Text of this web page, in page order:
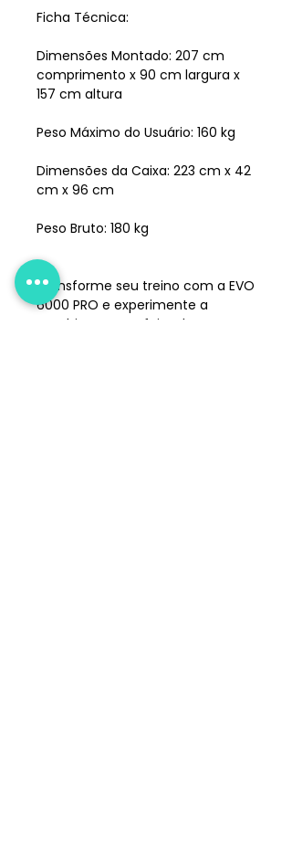
Ficha Técnica:
Dimensões Montado: 207 cm
comprimento x 90 cm largura x
157 cm altura
Peso Máximo do Usuário: 160 kg
Dimensões da Caixa: 223 cm x 42
cm x 96 cm
Peso Bruto: 180 kg
Transforme seu treino com a EVO
6000 PRO e experimente a
combinação perfeita de